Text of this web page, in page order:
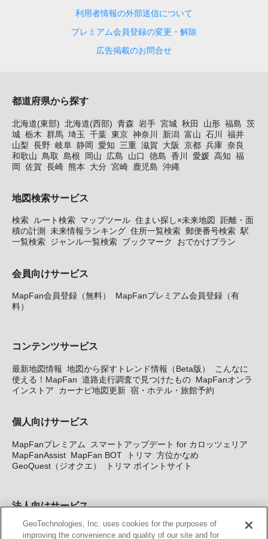
利用者情報の外部送信について
プレミアム会員登録の変更・解除
広告掲載のお問合せ
都道府県から探す
北海道(東部) 北海道(西部) 青森 岩手 宮城 秋田 山形 福島 茨
城 栃木 群馬 埼玉 千葉 東京 神奈川 新潟 富山 石川
福井
山梨 長野 岐阜 静岡 愛知 三重 滋賀 大阪 京都 兵庫 奈良
和歌山
鳥取 島根 岡山 広島 山口 徳島 香川 愛媛 高知 福
岡
佐賀 長崎 熊本 大分 宮崎 鹿児島 沖縄
地図検索サービス
検索 ルート検索 マップツール 住まい探し×未来地図
距離・面
積の計測
未来情報ランキング 住所一覧検索 郵便番号検索 駅
一覧検索 ジャンル一覧検索 ブックマーク おでかけプラン
会員向けサービス
MapFan会員登録（無料）
MapFanプレミアム会員登録（有
料）
コンテンツサービス
最新地図情報 地図から探すトレンド情報（Beta版）
こんなに
使える！MapFan 道路走行調査で見つけたもの MapFanオンラ
インストア
カーナビ地図更新 宿・ホテル・旅館予約
個人向けサービス
MapFanプレミアム
スマートアップデート for カロッツェリア
MapFanAssist MapFan BOT トリマ 方位かなめ
GeoQuest（ジオクエ）
トリマ ポイントサイト
法人向けサービス
法人向け地図・位置情報サービス WEBサイト・システム向け地
GeoTechnologies, Inc. uses cookies for the purposes of
improving the convenience and quality of our site and for